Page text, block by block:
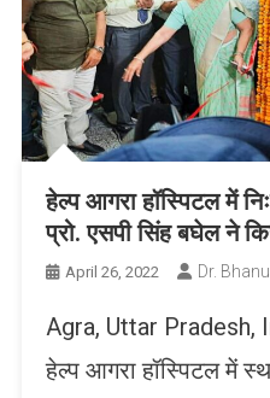
हेल्प आगरा हॉस्पिटल में
प्रो. एसपी सिंह बघेल ने
April 26, 2022 Dr.
Agra, Uttar Pradesh,
हेल्प आगरा हॉस्पिटल में